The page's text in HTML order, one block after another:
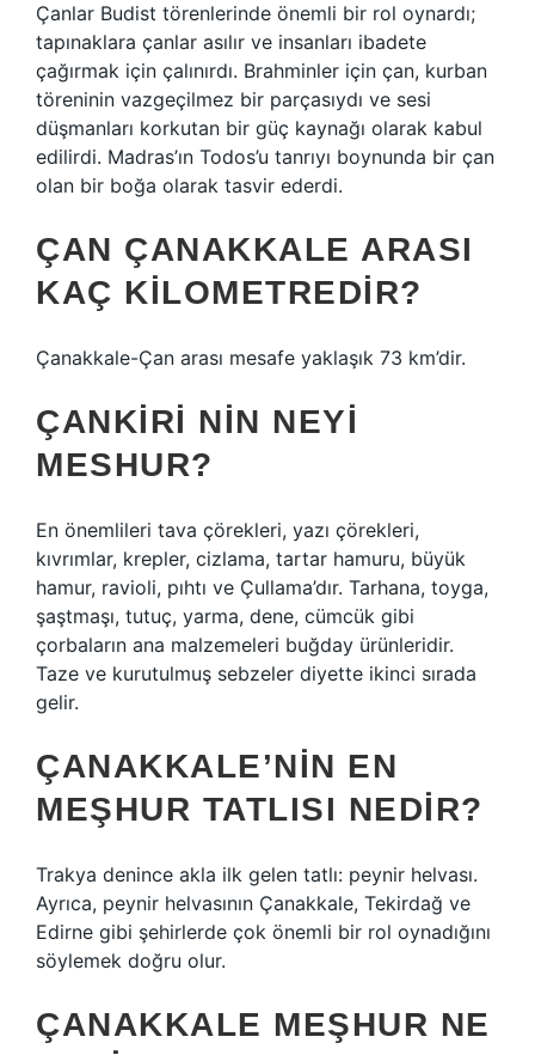
Çanlar Budist törenlerinde önemli bir rol oynardı;
tapınaklara çanlar asılır ve insanları ibadete
çağırmak için çalınırdı. Brahminler için çan, kurban
töreninin vazgeçilmez bir parçasıydı ve sesi
düşmanları korkutan bir güç kaynağı olarak kabul
edilirdi. Madras’ın Todos’u tanrıyı boynunda bir çan
olan bir boğa olarak tasvir ederdi.
ÇAN ÇANAKKALE ARASI
KAÇ KILOMETREDIR?
Çanakkale-Çan arası mesafe yaklaşık 73 km’dir.
ÇANKIRI NIN NEYI
MESHUR?
En önemlileri tava çörekleri, yazı çörekleri,
kıvrımlar, krepler, cizlama, tartar hamuru, büyük
hamur, ravioli, pıhtı ve Çullama’dır. Tarhana, toyga,
şaştmaşı, tutuç, yarma, dene, cümcük gibi
çorbaların ana malzemeleri buğday ürünleridir.
Taze ve kurutulmuş sebzeler diyette ikinci sırada
gelir.
ÇANAKKALE’NIN EN
MEŞHUR TATLISI NEDIR?
Trakya denince akla ilk gelen tatlı: peynir helvası.
Ayrıca, peynir helvasının Çanakkale, Tekirdağ ve
Edirne gibi şehirlerde çok önemli bir rol oynadığını
söylemek doğru olur.
ÇANAKKALE MEŞHUR NE